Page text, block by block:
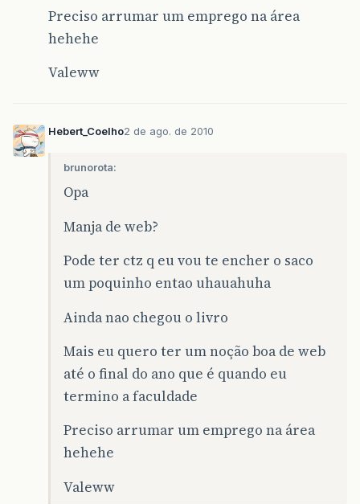
Preciso arrumar um emprego na área
hehehe
Valeww
Hebert_Coelho2 de ago. de 2010
brunorota:
Opa
Manja de web?
Pode ter ctz q eu vou te encher o saco
um poquinho entao uhauahuha
Ainda nao chegou o livro
Mais eu quero ter um noção boa de web
até o final do ano que é quando eu
termino a faculdade
Preciso arrumar um emprego na área
hehehe
Valeww